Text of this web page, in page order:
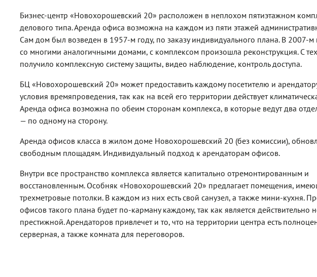
Бизнес-центр «Новохорошевский 20» расположен в неплохом пятиэтажном
делового типа. Аренда офиса возможна на каждом из пяти этажей
Сам дом был возведен в 1957-м году, по заказу индивидуального плана. В 2007-м
со многими аналогичными домами, с комплексом произошла реконструкция. С
получило комплексную систему защиты, видео наблюдение, контроль доступа.
БЦ «Новохорошевский 20» может предоставить каждому посетителю и
условия времяпроведения, так как на всей его территории действует
Аренда офиса возможна по обеим сторонам комплекса, в которые ведут два
— по одному на сторону.
Аренда офисов класса в жилом доме Новохорошевский 20 (без комиссии),
свободным площадям. Индивидуальный подход к арендаторам офисов.
Внутри все пространство комплекса является капитально отремонтированным и
восстановленным. Особняк «Новохорошевский 20» предлагает помещения,
трехметровые потолки. В каждом из них есть свой санузел, а также мини-кухня.
офисов такого плана будет по-карману каждому, так как является действительно
престижной. Арендаторов привлечет и то, что на территории центра есть
серверная, а также комната для переговоров.